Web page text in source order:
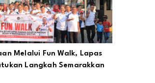
Melalui Fun Walk, Lapas
Langkah Semarakkan